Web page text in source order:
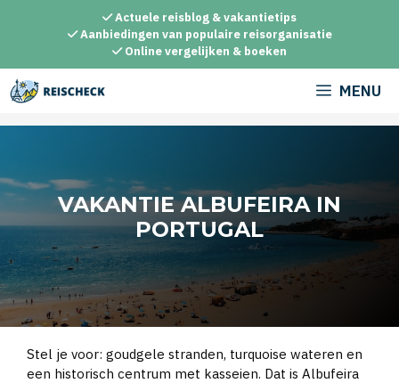
inhoud
Actuele reisblog & vakantietips
Aanbiedingen van populaire reisorganisatie
Online vergelijken & boeken
MENU
VAKANTIE ALBUFEIRA IN
PORTUGAL
Stel je voor: goudgele stranden, turquoise wateren en
een historisch centrum met kasseien. Dat is Albufeira